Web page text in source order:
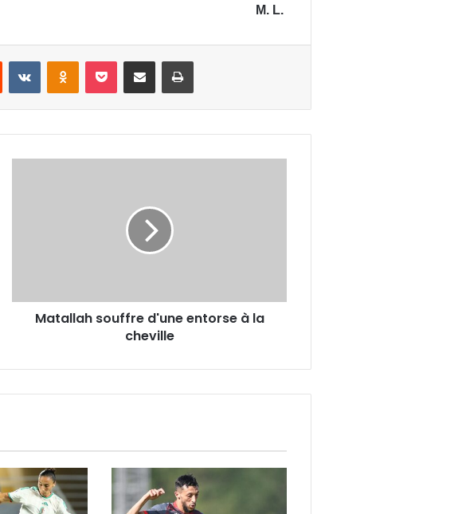
M. L.
Reddit VKontakteOdnoklassniki
Pocket Partager par email Imprimer
Matallah souffre d'une entorse à la
cheville